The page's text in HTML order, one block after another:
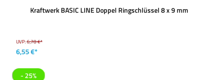
Kraftwerk BASIC LINE Doppel Ringschlüssel 8 x 9 mm
UVP:6,78 €*
6,55 €*
- 25%